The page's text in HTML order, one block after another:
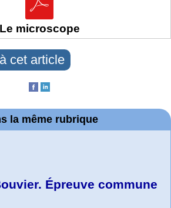
Le microscope
cet article
la même rubrique
Épreuve commune